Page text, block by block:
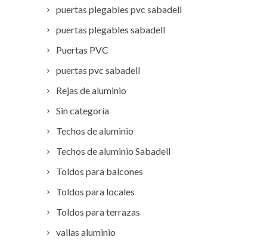
puertas plegables pvc sabadell
puertas plegables sabadell
Puertas PVC
puertas pvc sabadell
Rejas de aluminio
Sin categoría
Techos de aluminio
Techos de aluminio Sabadell
Toldos para balcones
Toldos para locales
Toldos para terrazas
vallas aluminio